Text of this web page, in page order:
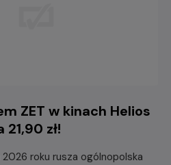
ZET w kinach Helios
zł!
roku rusza ogólnopolska